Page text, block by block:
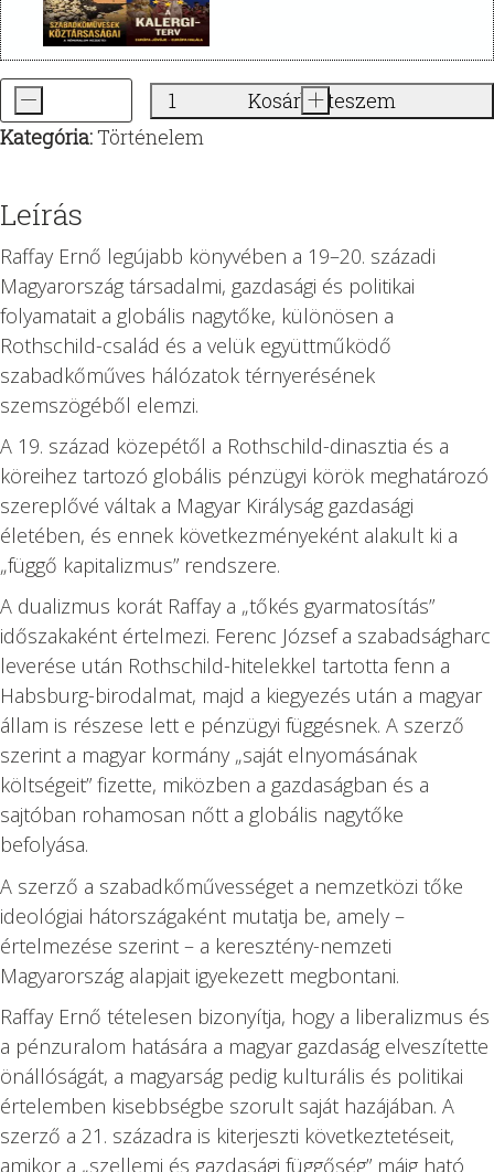
25450 Ft.17490 Ft.
A
Rothschildok
mennyiség
- +
Kosárba teszem
Kategória:Történelem
Leírás
Raffay Ernő legújabb könyvében a 19–20. századi
Magyarország társadalmi, gazdasági és politikai
folyamatait a globális nagytőke, különösen a
Rothschild-család és a velük együttműködő
szabadkőműves hálózatok térnyerésének
szemszögéből elemzi.
A 19. század közepétől a Rothschild-dinasztia és a
köreihez tartozó globális pénzügyi körök meghatározó
szereplővé váltak a Magyar Királyság gazdasági
életében, és ennek következményeként alakult ki a
„függő kapitalizmus” rendszere.
A dualizmus korát Raffay a „tőkés gyarmatosítás”
időszakaként értelmezi. Ferenc József a szabadságharc
leverése után Rothschild-hitelekkel tartotta fenn a
Habsburg-birodalmat, majd a kiegyezés után a magyar
állam is részese lett e pénzügyi függésnek. A szerző
szerint a magyar kormány „saját elnyomásának
költségeit” fizette, miközben a gazdaságban és a
sajtóban rohamosan nőtt a globális nagytőke
befolyása.
A szerző a szabadkőművességet a nemzetközi tőke
ideológiai hátországaként mutatja be, amely –
értelmezése szerint – a keresztény-nemzeti
Magyarország alapjait igyekezett megbontani.
Raffay Ernő tételesen bizonyítja, hogy a liberalizmus és
a pénzuralom hatására a magyar gazdaság elveszítette
önállóságát, a magyarság pedig kulturális és politikai
értelemben kisebbségbe szorult saját hazájában. A
szerző a 21. századra is kiterjeszti következtetéseit,
amikor a „szellemi és gazdasági függőség” máig ható